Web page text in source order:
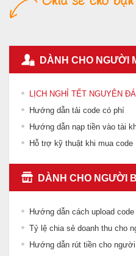
DÀNH CHO NGƯỜI
LỊCH NGHỈ TẾT NGUYÊN
Hướng dẫn tải code có phí
Hướng dẫn nạp tiền vào tài
Hỗ trợ kỹ thuật khi mua code
DÀNH CHO NGƯỜI
Hướng dẫn cách upload
Tỷ lệ chia sẻ doanh thu cho
Hướng dẫn rút tiền cho